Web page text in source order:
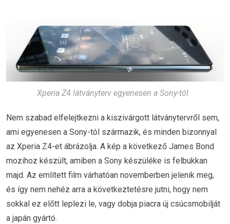
Xperia Z4 látványterv egyenesen a Sony-tól
Nem szabad elfelejtkezni a kiszivárgott látványtervről sem,
ami egyenesen a Sony-tól származik, és minden bizonnyal
az Xperia Z4-et ábrázolja. A kép a következő James Bond
mozihoz készült, amiben a Sony készüléke is felbukkan
majd. Az említett film várhatóan novemberben jelenik meg,
és így nem nehéz arra a következtetésre jutni, hogy nem
sokkal ez előtt leplezi le, vagy dobja piacra új csúcsmobilját
a japán gyártó.